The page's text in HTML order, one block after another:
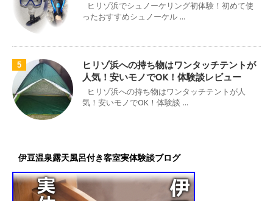
ヒリゾ浜でシュノーケリング初体験！初めて使
ったおすすめシュノーケル ...
5
ヒリゾ浜への持ち物はワンタッチテントが
人気！安いモノでOK！体験談レビュー
ヒリゾ浜への持ち物はワンタッチテントが人
気！安いモノでOK！体験談 ...
伊豆温泉露天風呂付き客室実体験談ブログ